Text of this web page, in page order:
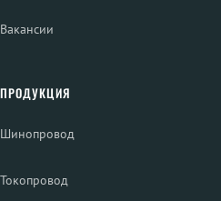
Вакансии
ПРОДУКЦИЯ
Шинопровод
Токопровод